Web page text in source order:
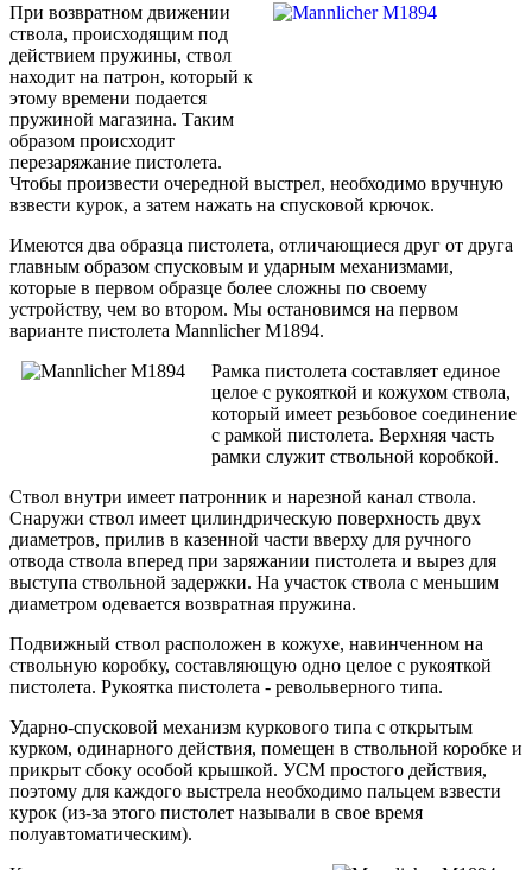
При возвратном движении
ствола, происходящим под
действием пружины, ствол
находит на патрон, который к
этому времени подается
пружиной магазина. Таким
образом происходит
перезаряжание пистолета.
Чтобы произвести очередной выстрел, необходимо вручную
взвести курок, а затем нажать на спусковой крючок.
Имеются два образца пистолета, отличающиеся друг от друга
главным образом спусковым и ударным механизмами,
которые в первом образце более сложны по своему
устройству, чем во втором. Мы остановимся на первом
варианте пистолета Mannlicher M1894.
Рамка пистолета составляет единое
целое с рукояткой и кожухом ствола,
который имеет резьбовое соединение
с рамкой пистолета. Верхняя часть
рамки служит ствольной коробкой.
Ствол внутри имеет патронник и нарезной канал ствола.
Снаружи ствол имеет цилиндрическую поверхность двух
диаметров, прилив в казенной части вверху для ручного
отвода ствола вперед при заряжании пистолета и вырез для
выступа ствольной задержки. На участок ствола с меньшим
диаметром одевается возвратная пружина.
Подвижный ствол расположен в кожухе, навинченном на
ствольную коробку, составляющую одно целое с рукояткой
пистолета. Рукоятка пистолета - револьверного типа.
Ударно-спусковой механизм куркового типа с открытым
курком, одинарного действия, помещен в ствольной коробке и
прикрыт сбоку особой крышкой. УСМ простого действия,
поэтому для каждого выстрела необходимо пальцем взвести
курок (из-за этого пистолет называли в свое время
полуавтоматическим).